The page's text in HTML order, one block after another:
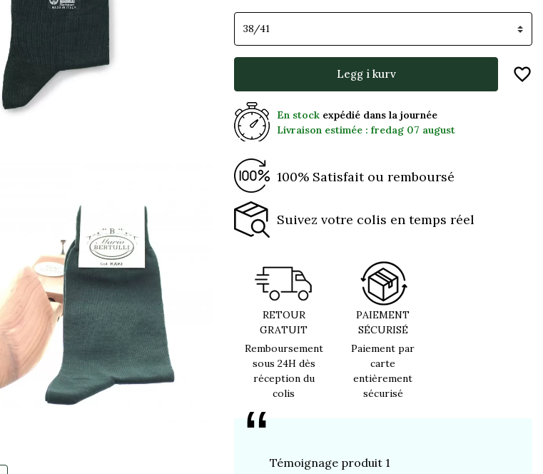
Skostørrelse
Legg i kurv favorite_border
En stock expédié dans la journée
Livraison estimée : fredag 07 august
100% Satisfait ou remboursé
Suivez votre colis en temps réel
RETOUR
GRATUIT
Remboursement
sous 24H dès
réception du
colis
PAIEMENT
SÉCURISÉ
Paiement par
carte
entièrement
sécurisé
Témoignage produit 1